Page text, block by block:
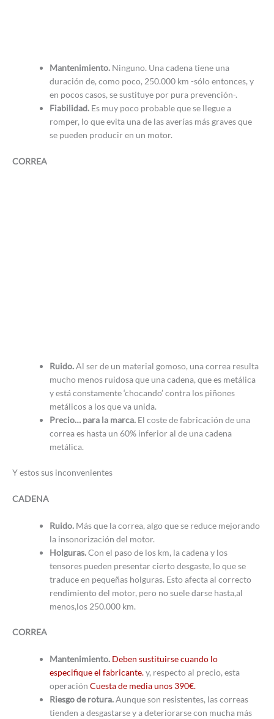
Mantenimiento. Ninguno. Una cadena tiene una
duración de, como poco, 250.000 km -sólo entonces, y
en pocos casos, se sustituye por pura prevención-.
Fiabilidad. Es muy poco probable que se llegue a
romper, lo que evita una de las averías más graves que
se pueden producir en un motor.
CORREA
Ruido.Al ser de un material gomoso, una correa resulta
mucho menos ruidosa que una cadena, que es metálica
y está constamente ‘chocando’ contra los piñones
metálicos a los que va unida.
Precio… para la marca. El coste de fabricación de una
correa es hasta un 60% inferior al de una cadena
metálica.
Y estos sus inconvenientes
CADENA
Ruido. Más que la correa, algo que se reduce mejorando
la insonorización del motor.
Holguras.Con el paso de los km, la cadena y los
tensores pueden presentar cierto desgaste, lo que se
traduce en pequeñas holguras. Esto afecta al correcto
rendimiento del motor, pero no suele darse hasta,al
menos,los 250.000 km.
CORREA
Mantenimiento. Deben sustituirse cuando lo
especifique el fabricante.y, respecto al precio, esta
operaciónCuesta de media unos 390€.
Riesgo de rotura.Aunque son resistentes, las correas
tienden a desgastarse y a deteriorarse con mucha más